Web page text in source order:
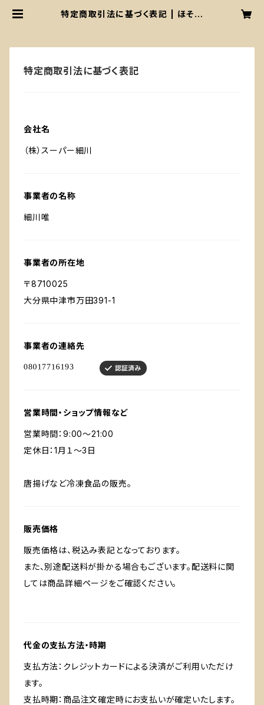
特定商取引法に基づく表記 | ほそか
特定商取引法に基づく表記
会社名
（株）スーパー細川
事業者の名称
細川唯
事業者の所在地
〒8710025
大分県中津市万田391-1
事業者の連絡先
営業時間・ショップ情報など
営業時間：9:00～21:00
定休日：1月１～3日
唐揚げなど冷凍食品の販売。
販売価格
販売価格は、税込み表記となっております。
また、別途配送料が掛かる場合もございます。配送料に関
しては商品詳細ページをご確認ください。
代金の支払方法・時期
支払方法：クレジットカードによる決済がご利用いただけ
ます。
支払時期：商品注文確定時にお支払いが確定いたします。